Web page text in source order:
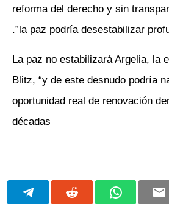
reforma del derecho y sin
la paz podría desestabilizar
“La paz no estabilizará Argelia, la
Blitz, “y de este desnudo podría
oportunidad real de renovación
décadas